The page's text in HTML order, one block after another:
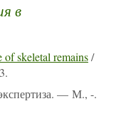
в
skeletal remains/
— М., -.